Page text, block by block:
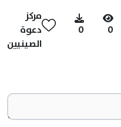
0
0
مركز
دعوة
الصينيين